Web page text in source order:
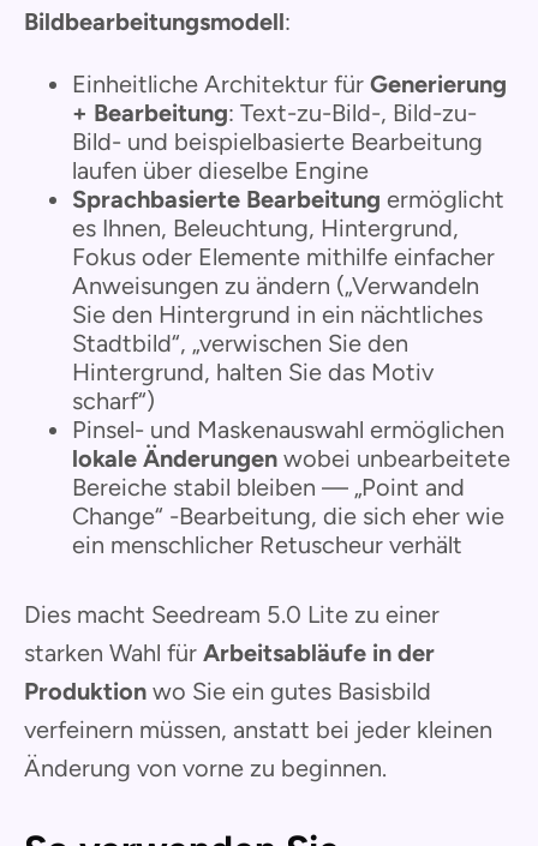
Bildbearbeitungsmodell:
Einheitliche Architektur für Generierung
+ Bearbeitung: Text-zu-Bild-, Bild-zu-
Bild- und beispielbasierte Bearbeitung
laufen über dieselbe Engine
Sprachbasierte Bearbeitung ermöglicht
es Ihnen, Beleuchtung, Hintergrund,
Fokus oder Elemente mithilfe einfacher
Anweisungen zu ändern („Verwandeln
Sie den Hintergrund in ein nächtliches
Stadtbild“, „verwischen Sie den
Hintergrund, halten Sie das Motiv
scharf“)
Pinsel- und Maskenauswahl ermöglichen
lokale Änderungen wobei unbearbeitete
Bereiche stabil bleiben — „Point and
Change“ -Bearbeitung, die sich eher wie
ein menschlicher Retuscheur verhält
Dies macht Seedream 5.0 Lite zu einer
starken Wahl für Arbeitsabläufe in der
Produktion wo Sie ein gutes Basisbild
verfeinern müssen, anstatt bei jeder kleinen
Änderung von vorne zu beginnen.